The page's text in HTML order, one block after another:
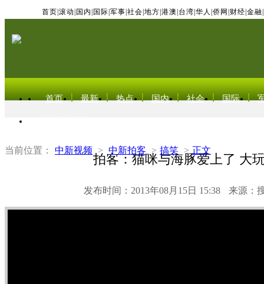
首页 滚动 国内 国际 军事 社会 地方 港澳 台湾 华人 侨网 财经 金融
首页 最新 热点 国内 社会 国际
当前位置： 中新视频 > 中新拍客 > 搞笑 > 正文
拍客：猫咪与海豚爱上了 大
发布时间：2013年08月15日 15:38 来源：